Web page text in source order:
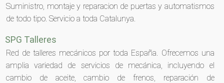
Suministro, montaje y reparacion de puertas y automatismos
de todo tipo. Servicio a toda Catalunya.
SPG Talleres
Red de talleres mecánicos por toda España. Ofrecemos una
amplia variedad de servicios de mecánica, incluyendo el
cambio de aceite, cambio de frenos, reparación de